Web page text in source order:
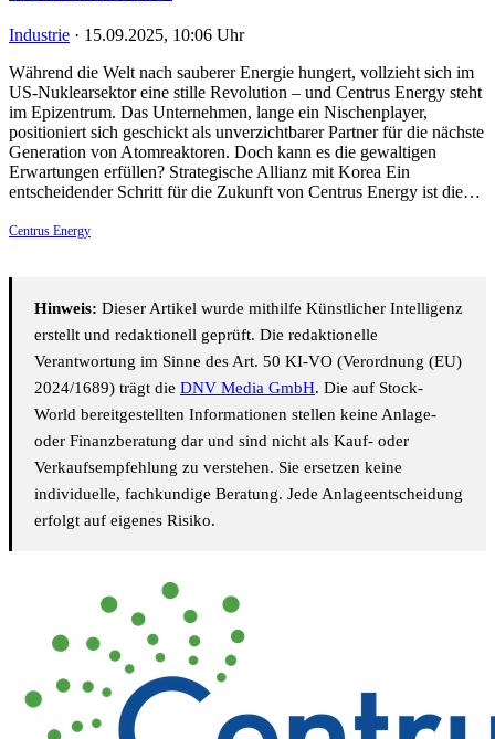
Industrie · 15.09.2025, 10:06 Uhr
Während die Welt nach sauberer Energie hungert, vollzieht sich im
US-Nuklearsektor eine stille Revolution – und Centrus Energy steht
im Epizentrum. Das Unternehmen, lange ein Nischenplayer,
positioniert sich geschickt als unverzichtbarer Partner für die nächste
Generation von Atomreaktoren. Doch kann es die gewaltigen
Erwartungen erfüllen? Strategische Allianz mit Korea Ein
entscheidender Schritt für die Zukunft von Centrus Energy ist die…
Centrus Energy
Hinweis: Dieser Artikel wurde mithilfe Künstlicher Intelligenz
erstellt und redaktionell geprüft. Die redaktionelle
Verantwortung im Sinne des Art. 50 KI-VO (Verordnung (EU)
2024/1689) trägt die DNV Media GmbH. Die auf Stock-
World bereitgestellten Informationen stellen keine Anlage-
oder Finanzberatung dar und sind nicht als Kauf- oder
Verkaufsempfehlung zu verstehen. Sie ersetzen keine
individuelle, fachkundige Beratung. Jede Anlageentscheidung
erfolgt auf eigenes Risiko.